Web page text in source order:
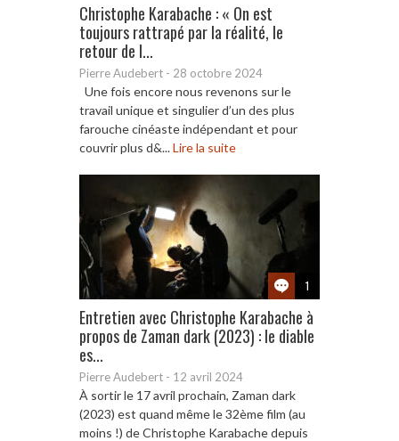
Christophe Karabache : « On est
toujours rattrapé par la réalité, le
retour de l...
Pierre Audebert - 28 octobre 2024
Une fois encore nous revenons sur le
travail unique et singulier d’un des plus
farouche cinéaste indépendant et pour
couvrir plus d&...Lire la suite
1
Entretien avec Christophe Karabache à
propos de Zaman dark (2023) : le diable
es...
Pierre Audebert - 12 avril 2024
À sortir le 17 avril prochain, Zaman dark
(2023) est quand même le 32ème film (au
moins !) de Christophe Karabache depuis